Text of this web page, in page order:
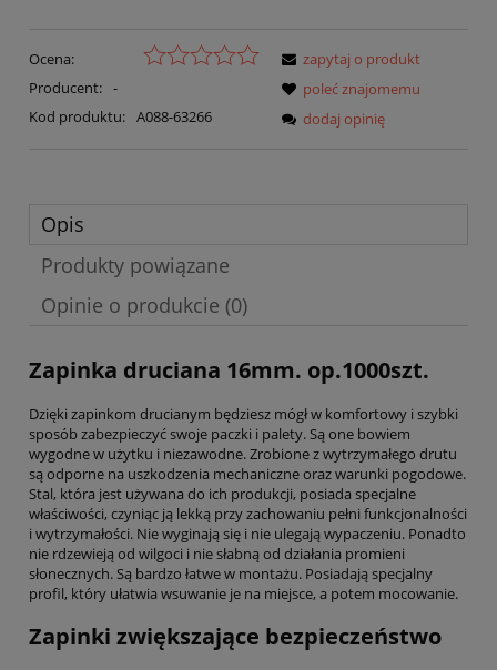
Ocena:
Producent: -
Kod produktu: A088-63266
zapytaj o produkt
poleć znajomemu
dodaj opinię
Opis
Produkty powiązane
Opinie o produkcie (0)
Zapinka druciana 16mm. op.1000szt.
Dzięki zapinkom drucianym będziesz mógł w komfortowy i szybki
sposób zabezpieczyć swoje paczki i palety. Są one bowiem
wygodne w użytku i niezawodne. Zrobione z wytrzymałego drutu
są odporne na uszkodzenia mechaniczne oraz warunki pogodowe.
Stal, która jest używana do ich produkcji, posiada specjalne
właściwości, czyniąc ją lekką przy zachowaniu pełni funkcjonalności
i wytrzymałości. Nie wyginają się i nie ulegają wypaczeniu. Ponadto
nie rdzewieją od wilgoci i nie słabną od działania promieni
słonecznych. Są bardzo łatwe w montażu. Posiadają specjalny
profil, który ułatwia wsuwanie je na miejsce, a potem mocowanie.
Zapinki zwiększające bezpieczeństwo